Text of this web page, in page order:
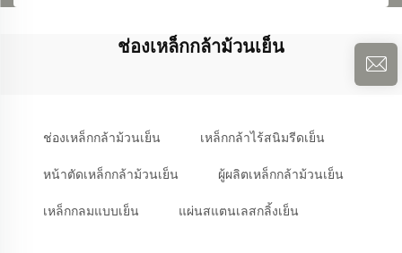
ช่องเหล็กกล้าม้วนเย็น
ช่องเหล็กกล้าม้วนเย็น เหล็กกล้าไร้สนิมรีดเย็น
หน้าตัดเหล็กกล้าม้วนเย็น ผู้ผลิตเหล็กกล้าม้วนเย็น
เหล็กกลมแบบเย็น แผ่นสแตนเลสกลิ้งเย็น